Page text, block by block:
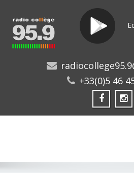
+33(0)5 46